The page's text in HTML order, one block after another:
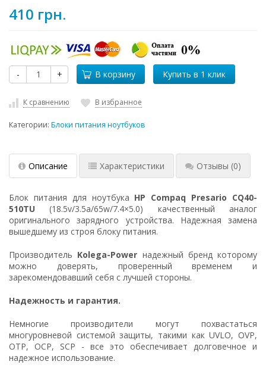
410 грн.
- + В корзину
К сравнению В избранное
Категории: Блоки питания ноутбуков
Описание Характеристики Отзывы (0)
Блок питания для ноутбука HP Compaq Presario CQ40-
510TU (18.5v/3.5a/65w/7.4×5.0) качественный аналог
оригинального зарядного устройства. Надежная замена
вышедшему из строя блоку питания.
Производитель Kolega-Power надежный бренд которому
можно доверять, проверенный временем и
зарекомендовавший себя с лучшей стороны.
Надежность и гарантия.
Немногие производители могут похвастаться
многуровневой системой защиты, такими как UVLO, OVP,
OTP, OCP, SCP - все это обеспечивает долговечное и
надежное использование.